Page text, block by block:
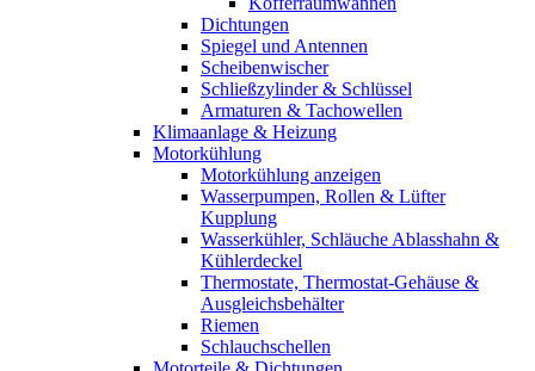
Dichtungen
Spiegel und Antennen
Scheibenwischer
Schließzylinder & Schlüssel
Armaturen & Tachowellen
Klimaanlage & Heizung
Motorkühlung
Motorkühlung anzeigen
Wasserpumpen, Rollen & Lüfter
Kupplung
Wasserkühler, Schläuche Ablasshahn &
Kühlerdeckel
Thermostate, Thermostat-Gehäuse &
Ausgleichsbehälter
Riemen
Schlauchschellen